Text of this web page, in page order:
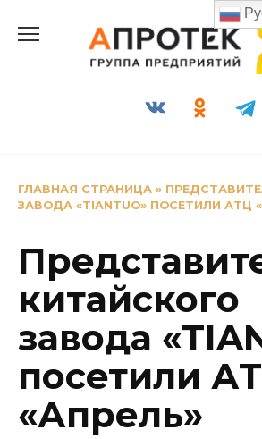
содержанию
ГЛАВНАЯ СТРАНИЦА »
ЗАВОДА «TIANTUO» ПОСЕТИЛИ АТЦ
китайского
завода
посетили
«Апрель»